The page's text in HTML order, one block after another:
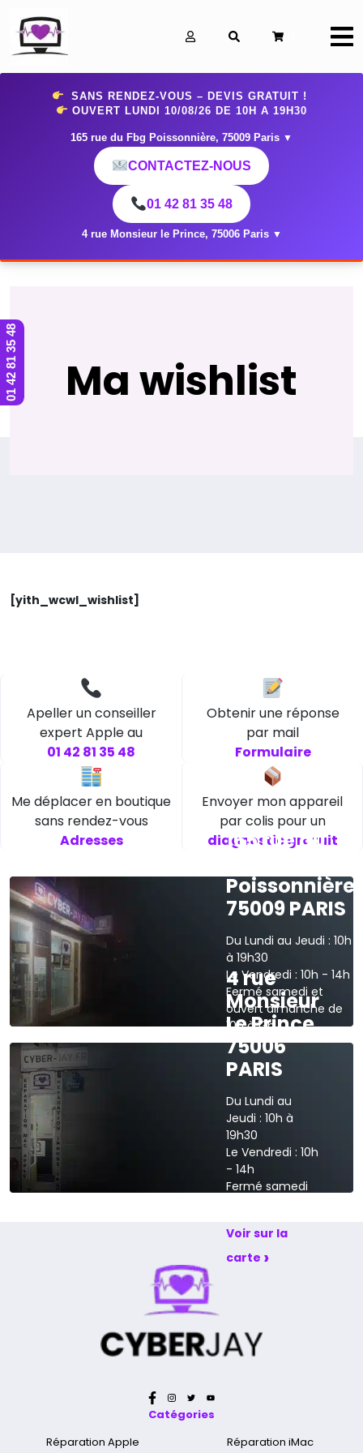
SANS RENDEZ-VOUS – DEVIS GRATUIT !
OUVERT LUNDI 10/08/26 DE 10H A 19H30
165 rue du Fbg Poissonnière, 75009 Paris ▼
CONTACTEZ-NOUS
01 42 81 35 48
4 rue Monsieur le Prince, 75006 Paris ▼
Ma wishlist
[yith_wcwl_wishlist]
Apeller un conseiller
expert Apple au
01 42 81 35 48
Obtenir une réponse
par mail
Formulaire
Me déplacer en boutique
sans rendez-vous
Adresses
Envoyer mon appareil
par colis pour un
diagnostic gratuit
165 rue du
Poissonnière
75009 PARIS
Du Lundi au Jeudi : 10h
à 19h30
Le Vendredi : 10h - 14h
Fermé samedi et
ouvert dimanche de
10h à 13h
Voir sur la carte
4 rue
Monsieur
Le Prince
75006
PARIS
Du Lundi au
Jeudi : 10h à
19h30
Le Vendredi : 10h
- 14h
Fermé samedi
Voir sur la
carte ›
Catégories
Réparation Apple
Réparation iMac
01 42 81 35 48